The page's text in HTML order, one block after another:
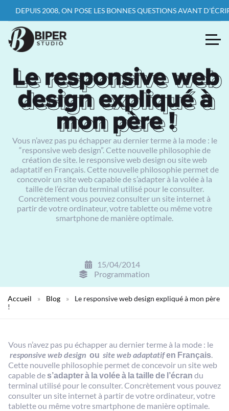
2008, ON POSE LES BONNES QUESTIONS AVANT D’ÉCRIRE
Le responsive web
design expliqué à
mon père !
Le responsive web
design expliqué à
mon père !
Vous n’avez pas pu échapper au dernier terme à la mode : le
“responsive web design”. Cette nouvelle philosophie de
création de site. le responsive web design ou site web
adaptatif en Français. Cette nouvelle philosophie permet de
concevoir un site web capable de s’adapter à la volée à la
taille de l’écran du terminal utilisé pour le consulter.
Concrètement vous pouvez consulter un site internet à
partir de votre ordinateur, votre tablette ou même votre
smartphone de manière optimale.
15/04/2014
Programmation
Accueil » Blog »
Le responsive web design expliqué à mon père
!
Vous n’avez pas pu échapper au dernier terme à la mode : le
responsive web design ou site web adaptatifen Français.
Cette nouvelle philosophie permet de concevoir un site web
capable des’adapter à la volée à la taille de l’écran du
terminal utilisé pour le consulter. Concrètement vous pouvez
consulter un site internet à partir de votre ordinateur, votre
tablette ou même votre smartphone de manière optimale.